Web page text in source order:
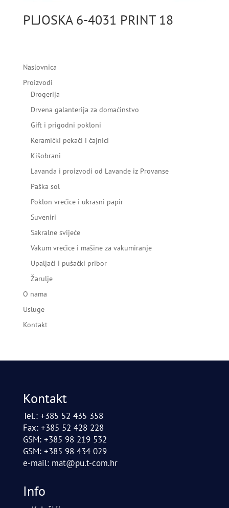
PLJOSKA 6-4031 PRINT 18
Naslovnica
Proizvodi
Drogerija
Drvena galanterija za domaćinstvo
Gift i prigodni pokloni
Keramički pekači i čajnici
Kišobrani
Lavanda i proizvodi od Lavande iz Provanse
Paška sol
Poklon vrećice i ukrasni papir
Suveniri
Sakralne svijeće
Vakum vrećice i mašine za vakumiranje
Upaljači i pušački pribor
Žarulje
O nama
Usluge
Kontakt
Kontakt
Tel.: +385 52 435 358
Fax: +385 52 428 228
GSM: +385 98 219 532
GSM: +385 98 434 029
e-mail: mat@pu.t-com.hr
Info